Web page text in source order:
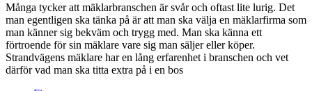
Många tycker att mäklarbranschen är svår och oftast lite lurig. Det
man egentligen ska tänka på är att man ska välja en mäklarfirma som
man känner sig bekväm och trygg med. Man ska känna ett
förtroende för sin mäklare vare sig man säljer eller köper.
Strandvägens mäklare har en lång erfarenhet i branschen och vet
därför vad man ska titta extra på i en bos